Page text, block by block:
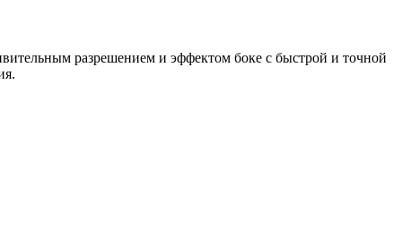
разрешением и эффектом боке с быстрой и точной